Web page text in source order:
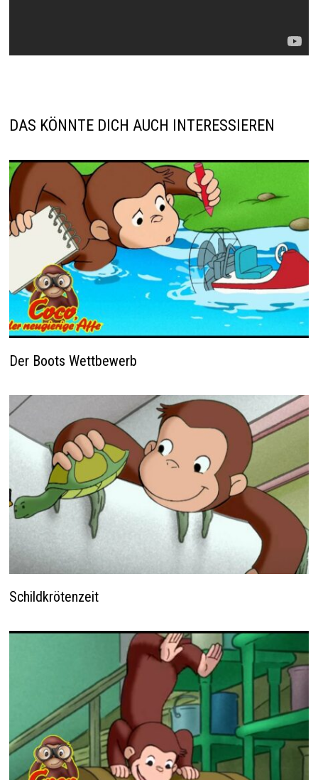
DAS KÖNNTE DICH AUCH INTERESSIEREN
Der Boots Wettbewerb
Schildkrötenzeit